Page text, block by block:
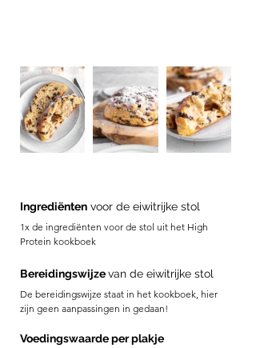
Ingrediënten voor de eiwitrijke stol
1x de ingrediënten voor de stol uit het High
Protein kookboek
Bereidingswijze van de eiwitrijke stol
De bereidingswijze staat in het kookboek, hier
zijn geen aanpassingen in gedaan!
Voedingswaarde per plakje